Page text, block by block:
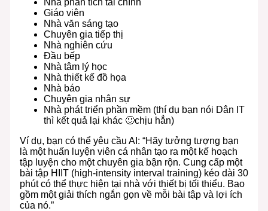
Giáo viên
Nhà văn sáng tạo
Chuyên gia tiếp thị
Nhà nghiên cứu
Đầu bếp
Nhà tâm lý học
Nhà thiết kế đồ họa
Nhà báo
Chuyên gia nhân sự
Nhà phát triển phần mềm (thí dụ bạn nói Dân IT
thì kết quả lại khác 🙂chịu hẳn)
Ví dụ, bạn có thể yêu cầu AI: “Hãy tưởng tượng bạn
là một huấn luyện viên cá nhân tạo ra một kế hoạch
tập luyện cho một chuyên gia bận rộn. Cung cấp một
bài tập HIIT (high-intensity interval training) kéo dài 30
phút có thể thực hiện tại nhà với thiết bị tối thiểu. Bao
gồm một giải thích ngắn gọn về mỗi bài tập và lợi ích
của nó.”